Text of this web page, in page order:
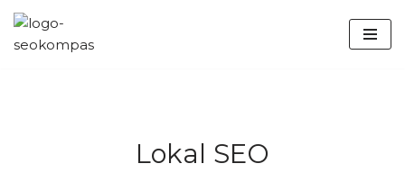
Spring
Lokal SEO